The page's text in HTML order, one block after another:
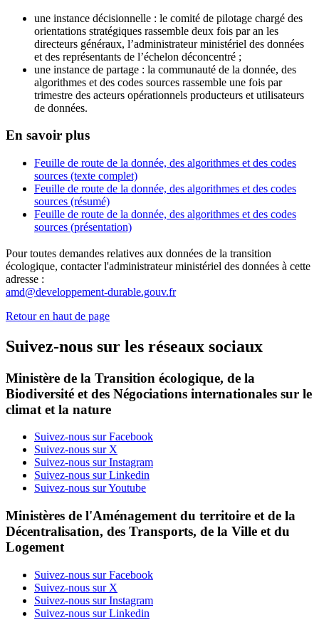
une instance décisionnelle : le comité de pilotage chargé des
orientations stratégiques rassemble deux fois par an les
directeurs généraux, l’administrateur ministériel des données
et des représentants de l’échelon déconcentré ;
une instance de partage : la communauté de la donnée, des
algorithmes et des codes sources rassemble une fois par
trimestre des acteurs opérationnels producteurs et utilisateurs
de données.
En savoir plus
Feuille de route de la donnée, des algorithmes et des codes
sources (texte complet)
Feuille de route de la donnée, des algorithmes et des codes
sources (résumé)
Feuille de route de la donnée, des algorithmes et des codes
sources (présentation)
Pour toutes demandes relatives aux données de la transition
écologique, contacter l'administrateur ministériel des données à cette
adresse :
amd@developpement-durable.gouv.fr
Retour en haut de page
Suivez-nous sur les réseaux sociaux
Ministère de la Transition écologique, de la
Biodiversité et des Négociations internationales sur le
climat et la nature
Suivez-nous sur Facebook
Suivez-nous sur X
Suivez-nous sur Instagram
Suivez-nous sur Linkedin
Suivez-nous sur Youtube
Ministères de l'Aménagement du territoire et de la
Décentralisation, des Transports, de la Ville et du
Logement
Suivez-nous sur Facebook
Suivez-nous sur X
Suivez-nous sur Instagram
Suivez-nous sur Linkedin